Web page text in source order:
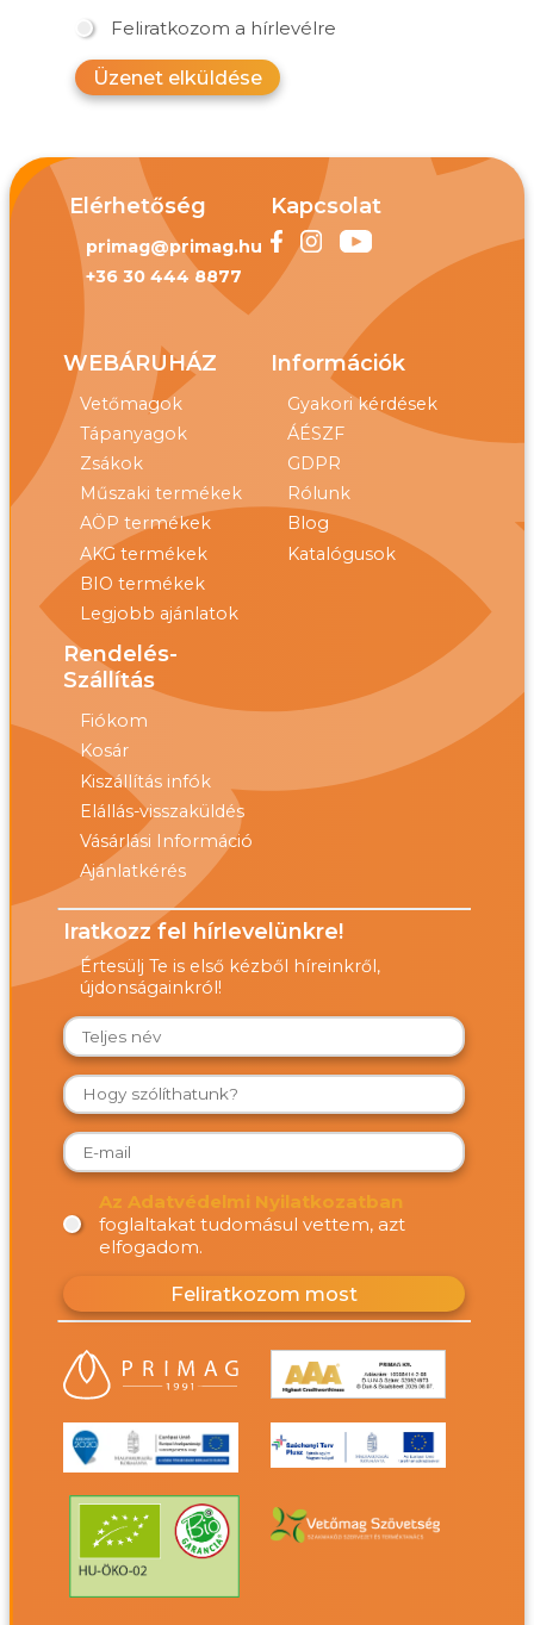
Feliratkozom a hírlevélre
Üzenet elküldése
Elérhetőség
primag@primag.hu
+36 30 444 8877
Kapcsolat
WEBÁRUHÁZ
Vetőmagok
Tápanyagok
Zsákok
Műszaki termékek
AÖP termékek
AKG termékek
BIO termékek
Legjobb ajánlatok
Információk
Gyakori kérdések
ÁÉSZF
GDPR
Rólunk
Blog
Katalógusok
Rendelés-
Szállítás
Fiókom
Kosár
Kiszállítás infók
Elállás-visszaküldés
Vásárlási Információ
Ajánlatkérés
Iratkozz fel hírlevelünkre!
Értesülj Te is első kézből híreinkről,
újdonságainkról!
Az Adatvédelmi Nyilatkozatban
foglaltakat tudomásul vettem, azt
elfogadom.
Feliratkozom most